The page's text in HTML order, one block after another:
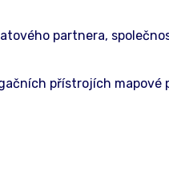
partnera,
přístrojích mapové